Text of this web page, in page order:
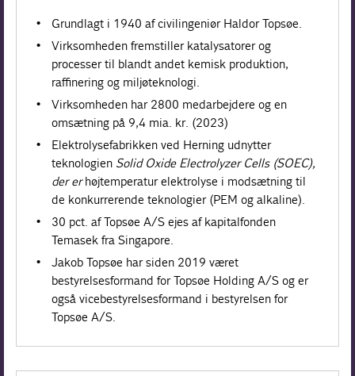
Grundlagt i 1940 af civilingeniør Haldor Topsøe.
Virksomheden fremstiller katalysatorer og
processer til blandt andet kemisk produktion,
raffinering og miljøteknologi.
Virksomheden har 2800 medarbejdere og en
omsætning på 9,4 mia. kr. (2023)
Elektrolysefabrikken ved Herning udnytter
teknologien Solid Oxide Electrolyzer Cells (SOEC),
der erhøjtemperatur elektrolyse i modsætning til
de konkurrerende teknologier (PEM og alkaline).
30 pct. af Topsøe A/S ejes af kapitalfonden
Temasek fra Singapore.
Jakob Topsøe har siden 2019 været
bestyrelsesformand for Topsøe Holding A/S og er
også vicebestyrelsesformand i bestyrelsen for
Topsøe A/S.